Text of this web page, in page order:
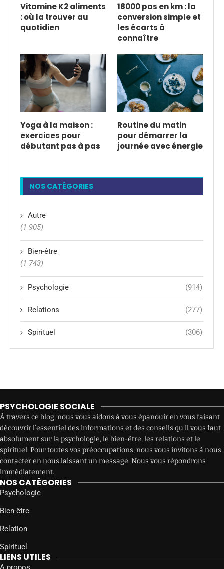
Vitamine K2 aliments
: où la trouver au
quotidien
18000 pas en km : la
conversion simple et
les écarts à
connaître
Yoga à la maison :
exercices pour
débutant pas à pas
Routine du matin
pour démarrer la
journée avec énergie
NOS CATÉGORIES
Autre
(1 905)
Bien-être
(1 743)
Psychologie (914)
Relations (277)
Spirituel (306)
PSYCHOLOGIE SOCIALE
À travers ce blog, nous vous aidons à vous épanouir en vous faisant
découvrir l’essentiel des informations et des conseils qu’il vous faut
absolument sur la psychologie, le bien-être, les relations et le
spirituel. Pour toutes vos préoccupations, nous vous invitons à nous
contacter en nous laissant un message. Nous vous répondrons
immédiatement.
NOS CATÉGORIES
Psychologie
Bien-être
Relation
Spirituel
LIENS UTILES